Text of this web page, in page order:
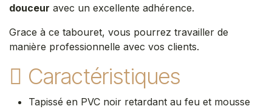
douceur avec un excellente adhérence.
Grace à ce tabouret, vous pourrez travailler de
manière professionnelle avec vos clients.
Caractéristiques
Tapissé en PVC noir retardant au feu et mousse